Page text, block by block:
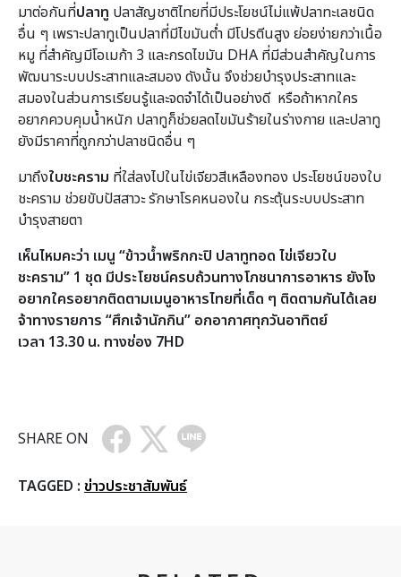
มาต่อกันที่ปลาทู ปลาสัญชาติไทยที่มีประโยชน์ไม่แพ้ปลาทะเลชนิด
อื่น ๆ เพราะปลาทูเป็นปลาที่มีไขมันต่ำ มีโปรตีนสูง ย่อยง่ายกว่าเนื้อ
หมู ที่สำคัญมีโอเมก้า 3 และกรดไขมัน DHA ที่มีส่วนสำคัญในการ
พัฒนาระบบประสาทและสมอง ดังนั้น จึงช่วยบำรุงประสาทและ
สมองในส่วนการเรียนรู้และจดจำได้เป็นอย่างดี หรือถ้าหากใคร
อยากควบคุมน้ำหนัก ปลาทูก็ช่วยลดไขมันร้ายในร่างกาย และปลาทู
ยังมีราคาที่ถูกกว่าปลาชนิดอื่น ๆ
มาถึงใบชะคราม ที่ใส่ลงไปในไข่เจียวสีเหลืองทอง ประโยชน์ของใบ
ชะคราม ช่วยขับปัสสาวะ รักษาโรคหนองใน กระตุ้นระบบประสาท
บำรุงสายตา
เห็นไหมคะว่า เมนู “ข้าวน้ำพริกกะปิ ปลาทูทอด ไข่เจียวใบ
ชะคราม” 1 ชุด มีประโยชน์ครบถ้วนทางโภชนาการอาหาร ยังไง
อยากใครอยากติดตามเมนูอาหารไทยที่เด็ด ๆ ติดตามกันได้เลย
จ้าทางรายการ “ศึกเจ้านักกิน” อกอากาศทุกวันอาทิตย์
เวลา 13.30 น. ทางช่อง 7HD
SHARE ON
TAGGED : ข่าวประชาสัมพันธ์